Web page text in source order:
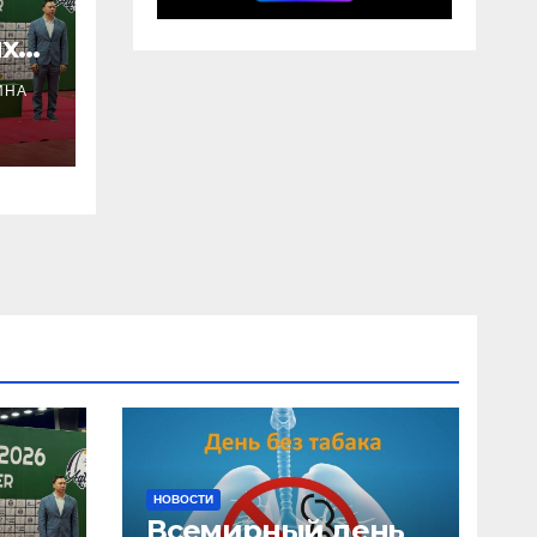
НОВОСТИ
Всемирный день